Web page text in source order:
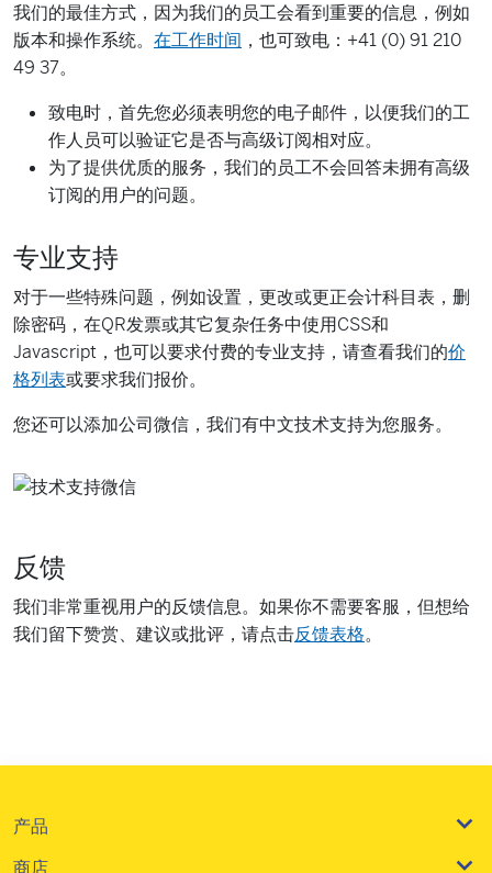
我们的最佳方式，因为我们的员工会看到重要的信息，例如
版本和操作系统。 在工作时间 ，也可致电：+41 (0) 91 210
49 37。
致电时，首先您必须表明您的电子邮件，以便我们的工
作人员可以验证它是否与高级订阅相对应。
为了提供优质的服务，我们的员工不会回答未拥有高级
订阅的用户的问题。
专业支持
对于一些特殊问题，例如设置，更改或更正会计科目表，删
除密码，在QR发票或其它复杂任务中使用CSS和
Javascript，也可以要求付费的专业支持，请查看我们的价
格列表或要求我们报价。
您还可以添加公司微信，我们有中文技术支持为您服务。
反馈
我们非常重视用户的反馈信息。如果你不需要客服，但想给
我们留下赞赏、建议或批评，请点击反馈表格。
产品
商店